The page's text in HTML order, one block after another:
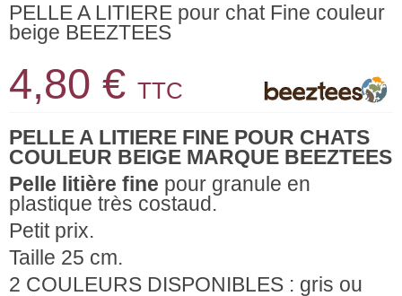
PELLE A LITIERE pour chat Fine couleur
beige BEEZTEES
4,80 € TTC
PELLE A LITIERE FINE POUR CHATS
COULEUR BEIGE MARQUE BEEZTEES
Pelle litière fine pour granule en
plastique très costaud.
Petit prix.
Taille 25 cm.
2 COULEURS DISPONIBLES : gris ou